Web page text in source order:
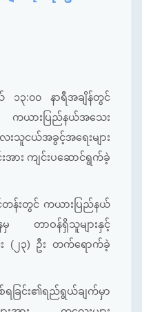
၁၃:၀၀ နာရီအချိန်တွင်
ကယားပြည်နယ်အသေး
းသူငယ်အခွင့်အရေးများ
အား ကျင်းပဆောင်ရွက်ခဲ့
န်းတွင် ကယားပြည်နယ်
နမှ တာဝန်ရှိသူများနှင့်
း (၂၃) ဦး တက်ရောက်ခဲ့
ခြင်း၏ရည်ရွယ်ချက်မှာ